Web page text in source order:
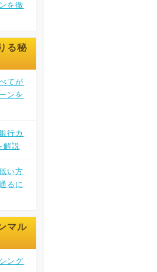
を徹
る秘
てが
ンを
行カ
解説
い方
るに
マル
ング